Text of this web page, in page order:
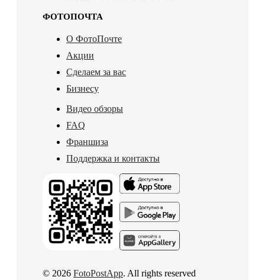
ФОТОПОЧТА
О ФотоПочте
Акции
Сделаем за вас
Бизнесу
Видео обзоры
FAQ
Франшиза
Поддержка и контакты
© 2026 FotoPostApp. All rights reserved